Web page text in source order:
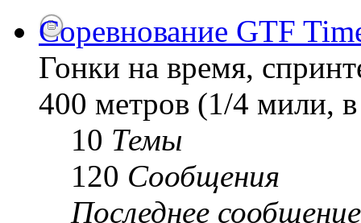
Соревнование GTF
Гонки на время,
400 метров (1/4 мили,
10 Темы
120 Сообщения
Последнее сообщение